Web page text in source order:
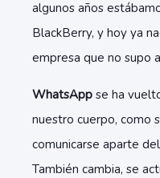
algunos años
BlackBerry, y hoy ya
empresa que no supo
WhatsApp se ha
nuestro cuerpo, como
comunicarse aparte
También cambia, se